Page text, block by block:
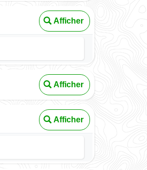
Afficher
Afficher
Afficher